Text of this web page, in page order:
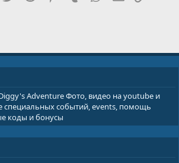
Adventure Фото, видео на youtube и
специальных событий, events, помощь
коды и бонусы